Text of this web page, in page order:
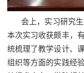
会上，实习研究
本次实习收获颇丰，
统梳理了教学设计、
组织等方面的实践经